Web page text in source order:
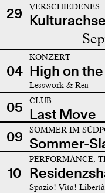
29 VERSCHIEDENES
04
KONZERT
High on
Lesswork & Rea
05 CLUB
Last Move
09
SOMMER IM
Sommer-
10
PERFORMANCE,
Spazio! Vita!